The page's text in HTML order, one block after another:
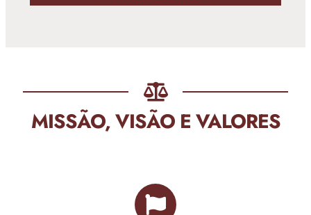
MISSÃO, VISÃO E VALORES